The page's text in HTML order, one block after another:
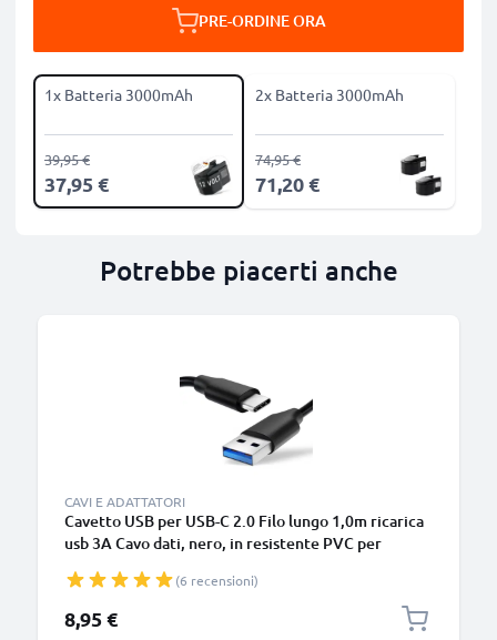
PRE-ORDINE ORA
1x Batteria 3000mAh
37,95 €
39,95 €
2x Batteria 3000mAh
71,20 €
74,95 €
Potrebbe piacerti anche
CAVI E ADATTATORI
Cavetto USB per USB-C 2.0 Filo lungo 1,0m ricarica
usb 3A Cavo dati, nero, in resistente PVC per
fotocamera Canon, Panasonic Lumix, Sony
connettore tipo C
(6 recensioni)
8,95 €